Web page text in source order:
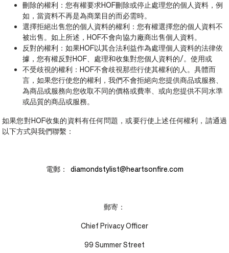
刪除的權利：您有權要求HOF刪除或停止處理您的個人資料，例
如，當資料不再是為商業目的而必需時。
選擇拒絕出售您的個人資料的權利：您有權選擇您的個人資料不
被出售。如上所述，HOF不會向協力廠商出售個人資料。
反對的權利：如果HOF以其合法利益作為處理個人資料的法律依
據，您有權反對HOF、處理和收集對您個人資料的/。使用或
不受歧視的權利：HOF不會歧視那些行使其權利的人。具體而
言，如果您行使您的權利，我們不會拒絕向您提供商品或服務、
為商品或服務向您收取不同的價格或費率、或向您提供不同水準
或品質的商品或服務。
如果您對HOF收集的資料有任何問題，或要行使上述任何權利，請通過
以下方式與我們聯繫：
電郵： diamondstylist@heartsonfire.com
郵寄：
Chief Privacy Officer
99 Summer Street